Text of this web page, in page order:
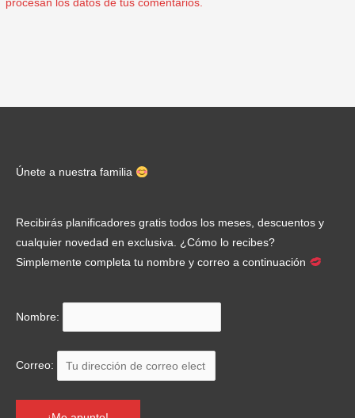
procesan los datos de tus comentarios.
Únete a nuestra familia
Recibirás planificadores gratis todos los meses, descuentos y
cualquier novedad en exclusiva. ¿Cómo lo recibes?
Simplemente completa tu nombre y correo a continuación
Nombre:
Correo: